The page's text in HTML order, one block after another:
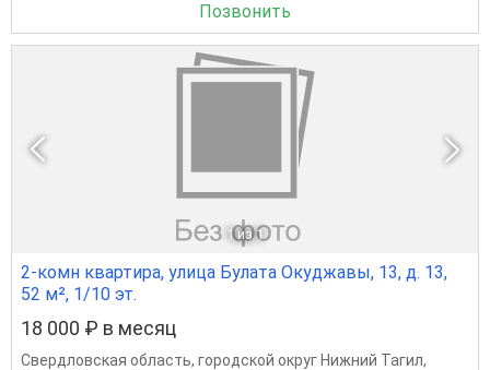
Позвонить
1 из 1
2-комн квартира, улица Булата Окуджавы, 13, д. 13,
52 м², 1/10 эт.
18 000 ₽ в месяц
Свердловская область, городской округ Нижний Тагил,